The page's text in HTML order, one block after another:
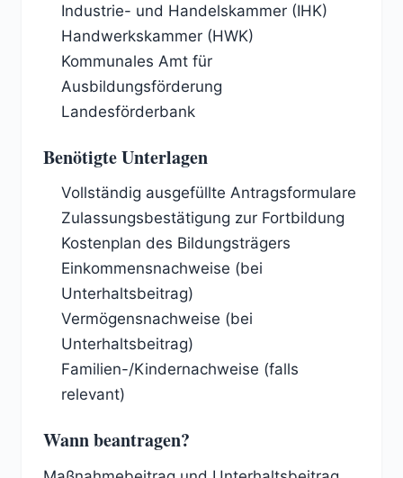
Industrie- und Handelskammer (IHK)
Handwerkskammer (HWK)
Kommunales Amt für
Ausbildungsförderung
Landesförderbank
Benötigte Unterlagen
Vollständig ausgefüllte Antragsformulare
Zulassungsbestätigung zur Fortbildung
Kostenplan des Bildungsträgers
Einkommensnachweise (bei
Unterhaltsbeitrag)
Vermögensnachweise (bei
Unterhaltsbeitrag)
Familien-/Kindernachweise (falls
relevant)
Wann beantragen?